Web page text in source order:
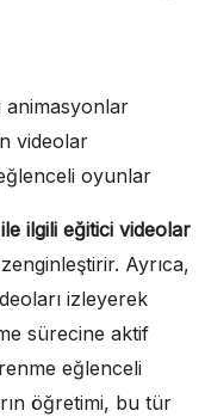
animasyonlar
videolar
oyunlar
ilgili eğitici videolar
Ayrıca,
izleyerek
sürecine aktif
eğlenceli
öğretimi, bu tür